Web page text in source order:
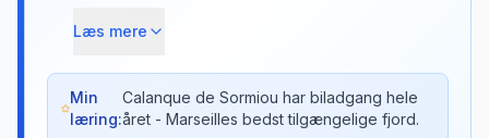
har parkering året rundt (8 EUR/dag, åben
weekend + hverdage efter kl. 17:00). Vejen
ned er smal men manageable. Vi
svømmede i krystalklart vand med kun 20
Læs mere
Min
læring:
Calanque de Sormiou har biladgang hele
året - Marseilles bedst tilgængelige fjord.